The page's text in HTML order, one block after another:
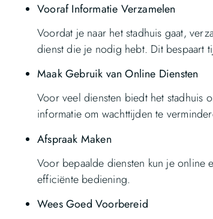
Vooraf Informatie Verzamelen
Voordat je naar het stadhuis gaat,
dienst die je nodig hebt. Dit bespaart
Maak Gebruik van Online Diensten
Voor veel diensten biedt het stadhuis
informatie om wachttijden te
Afspraak Maken
Voor bepaalde diensten kun je online
efficiënte bediening.
Wees Goed Voorbereid